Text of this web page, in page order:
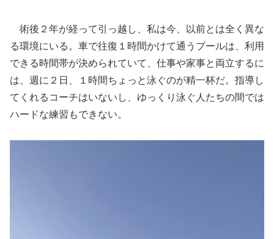
術後２年が経って引っ越し、私は今、以前とは全く異な
る環境にいる。車で往復１時間かけて通うプールは、利用
できる時間帯が決められていて、仕事や家事と両立するに
は、週に２日、１時間ちょっと泳ぐのが精一杯だ。指導し
てくれるコーチはいないし、ゆっくり泳ぐ人たちの間では
ハードな練習もできない。